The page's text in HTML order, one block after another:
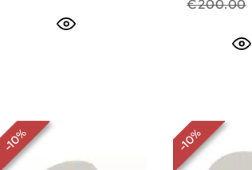
€200.00
-
10
%
-
10
%